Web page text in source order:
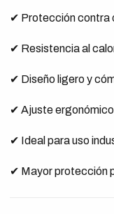
✔ Protección contra
✔ Resistencia al
✔ Diseño ligero y
✔ Ajuste ergonómico
✔ Ideal para uso
✔ Mayor protección